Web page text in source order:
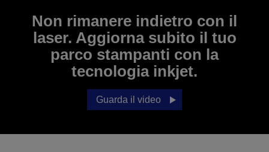
Non rimanere indietro con il
laser. Aggiorna subito il tuo
parco stampanti con la
tecnologia inkjet.
Guarda il video